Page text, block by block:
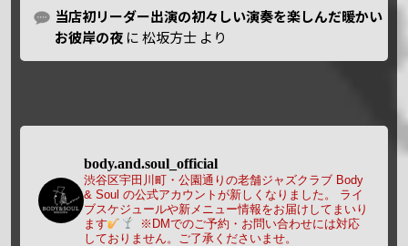
当店初リーダー出演の初々しい演奏を楽しんだ暖かい
お彼岸の夜 に松坂方士 より
body.and.soul_official
渋谷区宇田川町・公園通りの老舗ジャズクラブ Body
& Soul の公式アカウントが新しくなりました。
ライ
ブスケジュールや新メニュー情報をお届けしてまいり
ます
※DMでのご予約・お問い合わせには対応
しておりません。ご了承くださいませ。